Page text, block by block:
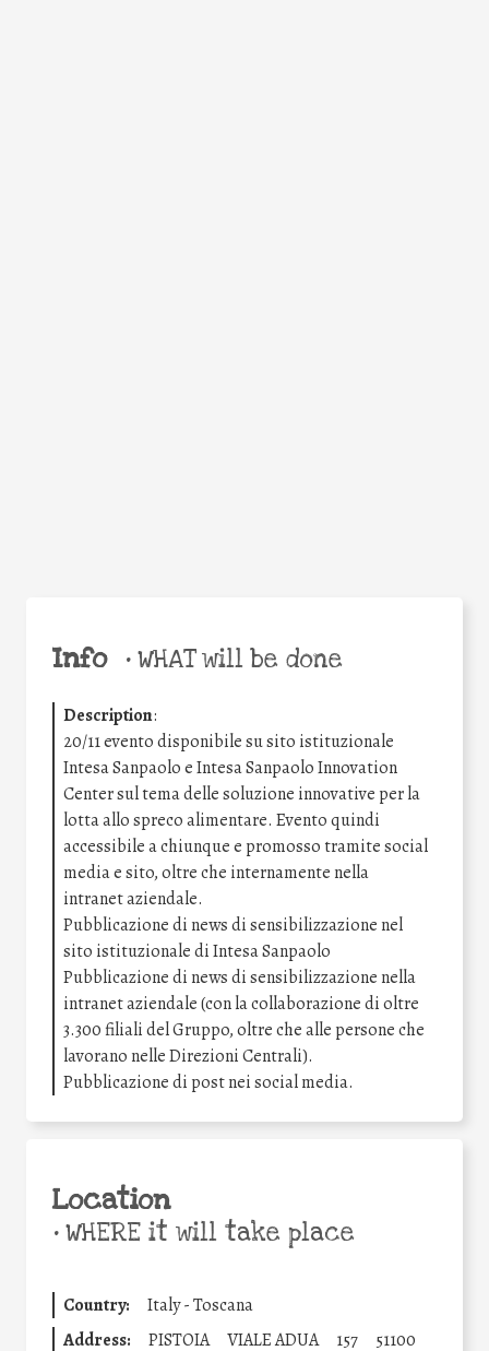
Info •WHAT will be done
Description:
20/11 evento disponibile su sito istituzionale
Intesa Sanpaolo e Intesa Sanpaolo Innovation
Center sul tema delle soluzione innovative per la
lotta allo spreco alimentare. Evento quindi
accessibile a chiunque e promosso tramite social
media e sito, oltre che internamente nella
intranet aziendale.
Pubblicazione di news di sensibilizzazione nel
sito istituzionale di Intesa Sanpaolo
Pubblicazione di news di sensibilizzazione nella
intranet aziendale (con la collaborazione di oltre
3.300 filiali del Gruppo, oltre che alle persone che
lavorano nelle Direzioni Centrali).
Pubblicazione di post nei social media.
Location
•WHERE it will take place
Country:
Italy - Toscana
Address:
PISTOIA VIALE ADUA 157 51100